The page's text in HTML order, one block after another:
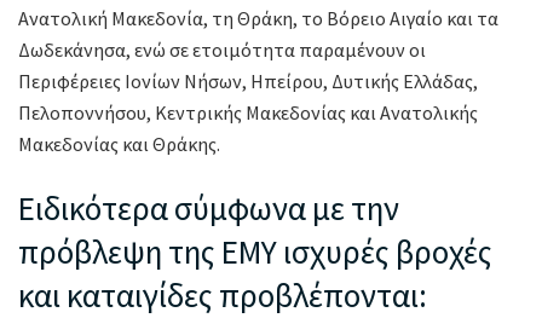
Ανατολική Μακεδονία, τη Θράκη, το Βόρειο Αιγαίο και τα
Δωδεκάνησα, ενώ σε ετοιμότητα παραμένουν οι
Περιφέρειες Ιονίων Νήσων, Ηπείρου, Δυτικής Ελλάδας,
Πελοποννήσου, Κεντρικής Μακεδονίας και Ανατολικής
Μακεδονίας και Θράκης.
Ειδικότερα σύμφωνα με την
πρόβλεψη της ΕΜΥ ισχυρές βροχές
και καταιγίδες προβλέπονται: